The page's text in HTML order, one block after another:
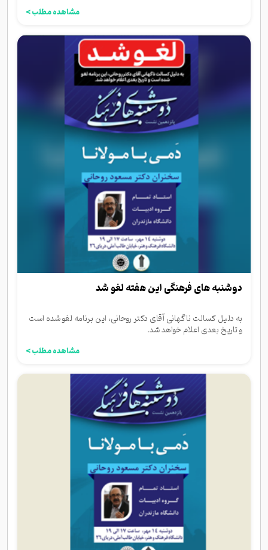
مشاهده مطلب >
دوشنبه های فرهنگی این هفته لغو شد
به دلیل کسالت ناگهانی آقای دکتر روحانی، این برنامه لغو شده است
و تاریخ بعدی اعلام خواهد شد.
مشاهده مطلب >